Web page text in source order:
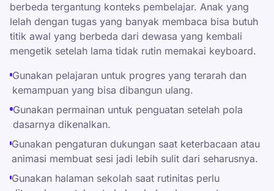
berbeda tergantung konteks pembelajar. Anak yang
lelah dengan tugas yang banyak membaca bisa butuh
titik awal yang berbeda dari dewasa yang kembali
mengetik setelah lama tidak rutin memakai keyboard.
Gunakan pelajaran untuk progres yang terarah dan
kemampuan yang bisa dibangun ulang.
Gunakan permainan untuk penguatan setelah pola
dasarnya dikenalkan.
Gunakan pengaturan dukungan saat keterbacaan atau
animasi membuat sesi jadi lebih sulit dari seharusnya.
Gunakan halaman sekolah saat rutinitas perlu